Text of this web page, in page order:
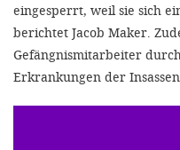
eingesperrt, weil sie sich
berichtet Jacob Maker.
Gefängnismitarbeiter
Erkrankungen der